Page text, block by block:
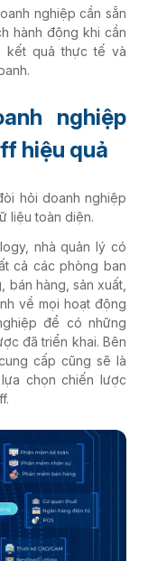
nghiệp cần sẵn
hành động khi cần
kết quả thực tế và
nghiệp
hiệu quả
hỏi doanh nghiệp
liệu toàn diện.
nhà quản lý có
cả các phòng ban
bán hàng, sản xuất,
về mọi hoạt động
để có những
đã triển khai. Bên
cấp cũng sẽ là
chọn chiến lược